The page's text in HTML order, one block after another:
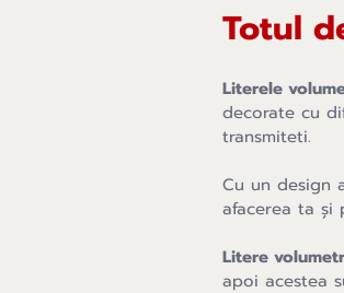
Totul
Literele
decorate cu
transmiteti.
Cu un design
afacerea ta și
Litere
apoi acestea